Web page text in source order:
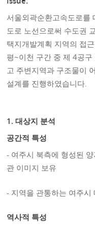
서울외곽순환고속도로를
도로 노선으로써 수도권
택지개발계획 지역의 접
평~이천 구간 중 제 4공
고 주변지역과 구조물이
설계를 진행하였습니다.
1. 대상지 분석
공간적 특성
- 여주시 북측에 형성된
관 이미지 보유
- 지역을 관통하는 여주시
역사적 특성